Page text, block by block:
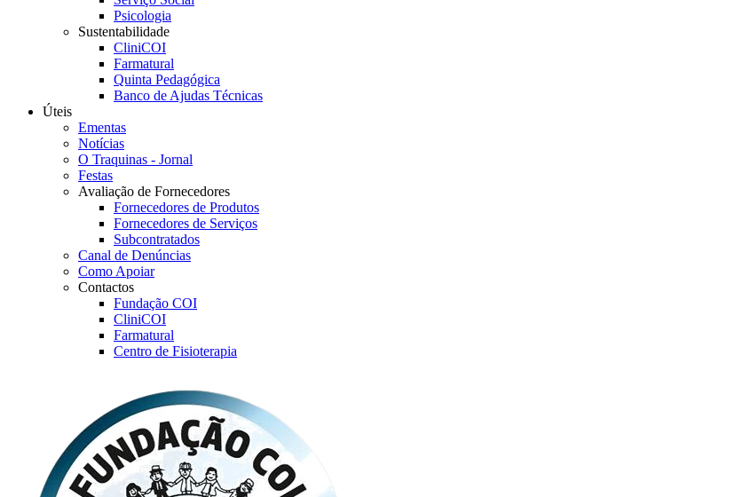
Psicologia
Sustentabilidade
CliniCOI
Farmatural
Quinta Pedagógica
Banco de Ajudas Técnicas
Úteis
Ementas
Notícias
O Traquinas - Jornal
Festas
Avaliação de Fornecedores
Fornecedores de Produtos
Fornecedores de Serviços
Subcontratados
Canal de Denúncias
Como Apoiar
Contactos
Fundação COI
CliniCOI
Farmatural
Centro de Fisioterapia